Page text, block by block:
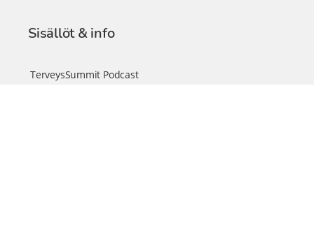
Sisällöt & info
TerveysSummit Podcast